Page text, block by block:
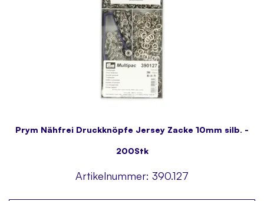
Prym Nähfrei Druckknöpfe Jersey Zacke 10mm silb. -
200Stk
Artikelnummer: 390.127